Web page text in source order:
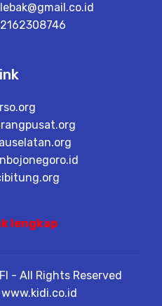
lengkap
- All Rights Reserved